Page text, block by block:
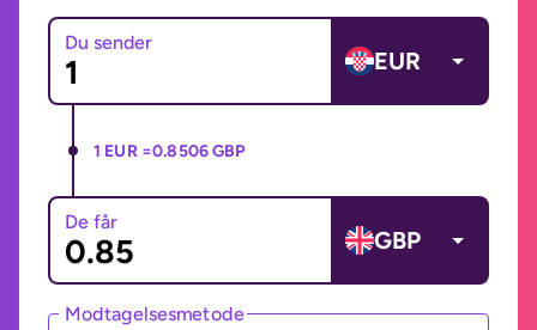
Du sender
EUR
1 EUR =0.8506 GBP
De får
GBP
Modtagelsesmetode